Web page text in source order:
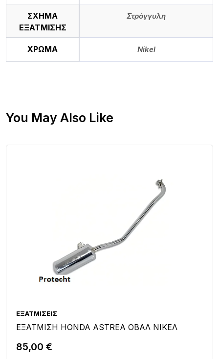
ΣΧΗΜΑ
ΕΞΑΤΜΙΣΗΣ
Στρόγγυλη
ΧΡΩΜΑ Nikel
You May Also Like
ΕΞΑΤΜΊΣΕΙΣ
ΕΞΑΤΜΙΣΗ HONDA ASTREA ΟΒΑΛ ΝΙΚΕΛ
85,00 €